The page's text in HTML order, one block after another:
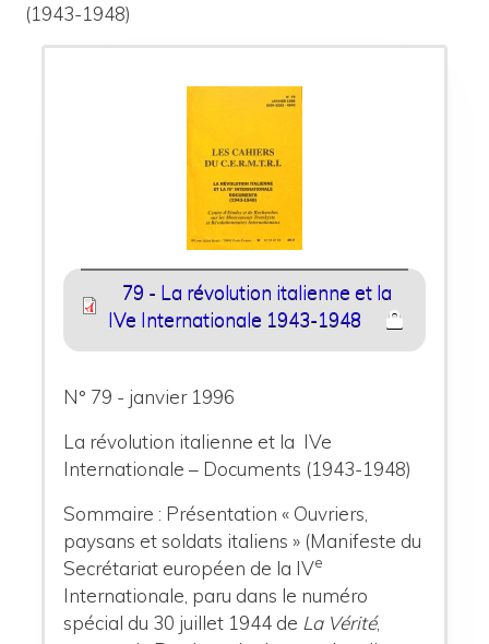
(1943-1948)
79 - La révolution italienne et la
IVe Internationale 1943-1948
N° 79 - janvier 1996
La révolution italienne et la IVe
Internationale – Documents (1943-1948)
Sommaire : Présentation « Ouvriers,
paysans et soldats italiens » (Manifeste du
Secrétariat européen de la IVe
Internationale, paru dans le numéro
spécial du 30 juillet 1944 de La Vérité,